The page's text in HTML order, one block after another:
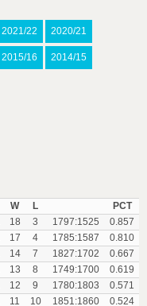
2021/22 2020/21
2015/16 2014/15
W L
PCT
18 3 1797:1525
0.857
17 4 1785:1587
0.810
14 7 1827:1702
0.667
13 8 1749:1700
0.619
12 9 1780:1803
0.571
11 10 1851:1860
0.524